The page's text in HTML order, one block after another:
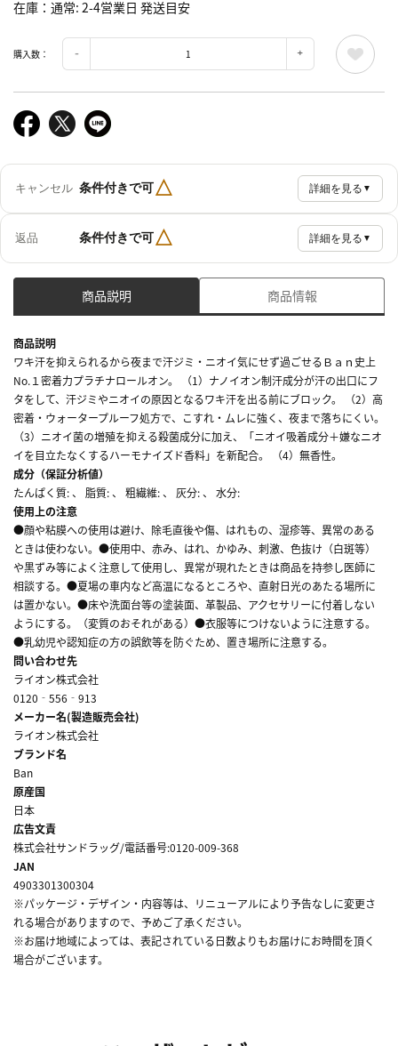
在庫 通常: 2-4営業日 発送目安
購入数：
キャンセル 条件付きで可△ 詳細を見る ▼
返品 条件付きで可△ 詳細を見る ▼
商品説明 商品情報
商品説明
ワキ汗を抑えられるから夜まで汗ジミ・ニオイ気にせず過ごせるＢａｎ史上
No.１密着力プラチナロールオン。 （1）ナノイオン制汗成分が汗の出口にフ
タをして、汗ジミやニオイの原因となるワキ汗を出る前にブロック。 （2）高
密着・ウォータープルーフ処方で、こすれ・ムレに強く、夜まで落ちにくい。
（3）ニオイ菌の増殖を抑える殺菌成分に加え、「ニオイ吸着成分＋嫌なニオ
イを目立たなくするハーモナイズド香料」を新配合。 （4）無香性。
成分（保証分析値）
たんぱく質: 、 脂質: 、 粗繊維: 、 灰分: 、 水分:
使用上の注意
●顔や粘膜への使用は避け、除毛直後や傷、はれもの、湿疹等、異常のある
ときは使わない。●使用中、赤み、はれ、かゆみ、刺激、色抜け（白斑等）
や黒ずみ等によく注意して使用し、異常が現れたときは商品を持参し医師に
相談する。●夏場の車内など高温になるところや、直射日光のあたる場所に
は置かない。●床や洗面台等の塗装面、革製品、アクセサリーに付着しない
ようにする。（変質のおそれがある）●衣服等につけないように注意する。
●乳幼児や認知症の方の誤飲等を防ぐため、置き場所に注意する。
問い合わせ先
ライオン株式会社
0120‐556‐913
メーカー名(製造販売会社)
ライオン株式会社
ブランド名
Ban
原産国
日本
広告文責
株式会社サンドラッグ/電話番号:0120-009-368
JAN
4903301300304
※パッケージ・デザイン・内容等は、リニューアルにより予告なしに変更さ
れる場合がありますので、予めご了承ください。
※お届け地域によっては、表記されている日数よりもお届けにお時間を頂く
場合がございます。